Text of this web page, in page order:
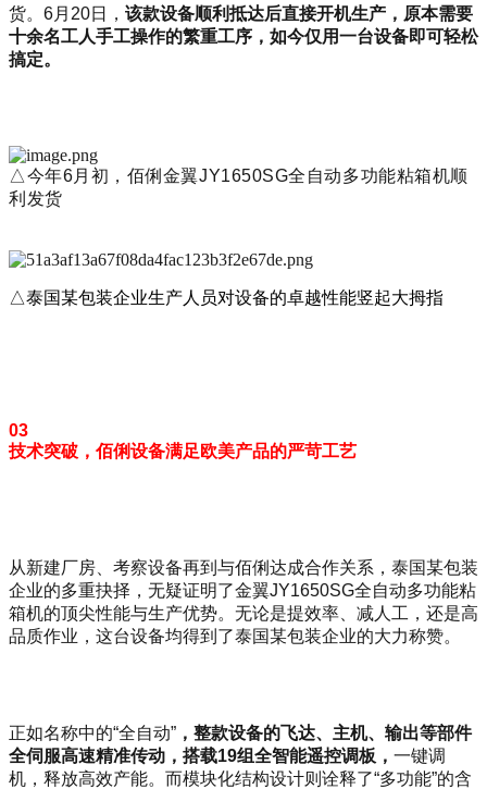
货。6月20日， 该款设备顺利抵达后直接开机生产，原本需要
十余名工人手工操作的繁重工序，如今仅用一台设备即可轻松
搞定。
△今年6月初，佰俐金翼JY1650SG全自动多功能粘箱机顺
利发货
△泰国某包装企业生产人员对设备的卓越性能竖起大拇指
03
技术突破，佰俐设备满足欧美产品的严苛工艺
从新建厂房、考察设备再到与佰俐达成合作关系，泰国某包装
企业的多重抉择，无疑证明了金翼JY1650SG全自动多功能粘
箱机的顶尖性能与生产优势。无论是提效率、减人工，还是高
品质作业，这台设备均得到了泰国某包装企业的大力称赞。
正如名称中的“全自动” ，整款设备的飞达、主机、输出等部件
全伺服高速精准传动，搭载19组全智能遥控调板， 一键调
机，释放高效产能。而模块化结构设计则诠释了“多功能”的含